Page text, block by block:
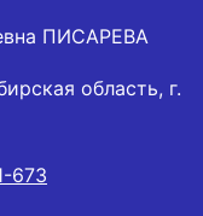
ПИСАРЕВА
область, г.
673